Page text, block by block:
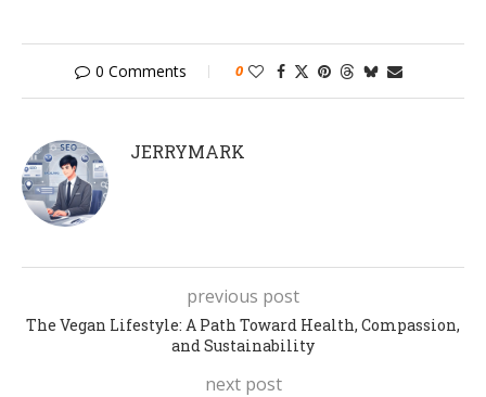
0 Comments 0
JERRYMARK
previous post
The Vegan Lifestyle: A Path Toward Health, Compassion,
and Sustainability
next post